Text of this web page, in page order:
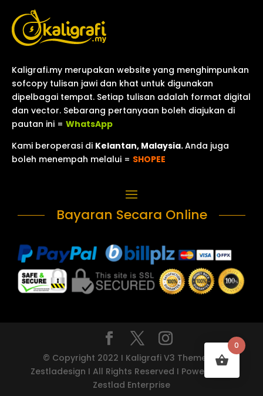
Kaligrafi.my merupakan website yang menghimpunkan
sofcopy tulisan jawi dan khat untuk digunakan
dipelbagai tempat. Setiap tulisan adalah format digital
dan vector. Sebarang pertanyaan boleh diajukan di
pautan ini =WhatsApp
Kami beroperasi di Kelantan, Malaysia.Anda juga
boleh menempah melalui = SHOPEE
Bayaran Secara Online
© Copyright 2022 I Kaligrafi V3 Theme by
Zestladesign I All Rights Reserved I Powered by
Zestlad Enterprise
0